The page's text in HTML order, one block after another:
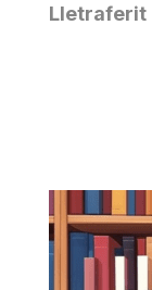
Lletraferit